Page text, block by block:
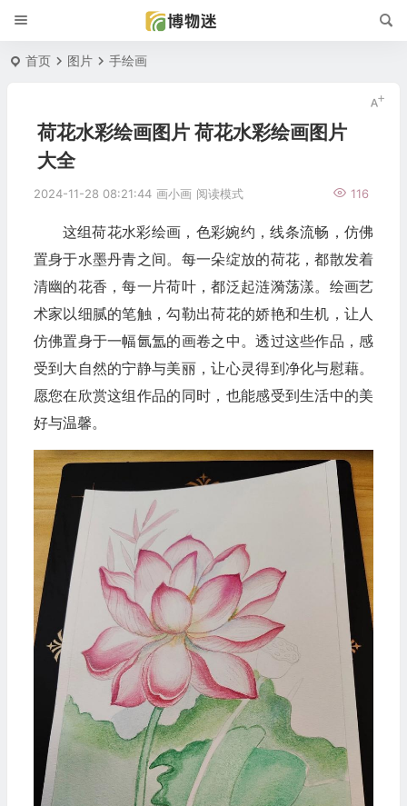
首页 图片 手绘画
荷花水彩绘画图片 荷花水彩绘画图片
大全
2024-11-28 08:21:44 画小画 116
阅读模式
这组荷花水彩绘画，色彩婉约，线条流畅，仿佛
置身于水墨丹青之间。每一朵绽放的荷花，都散发着
清幽的花香，每一片荷叶，都泛起涟漪荡漾。绘画艺
术家以细腻的笔触，勾勒出荷花的娇艳和生机，让人
仿佛置身于一幅氤氲的画卷之中。透过这些作品，感
受到大自然的宁静与美丽，让心灵得到净化与慰藉。
愿您在欣赏这组作品的同时，也能感受到生活中的美
好与温馨。